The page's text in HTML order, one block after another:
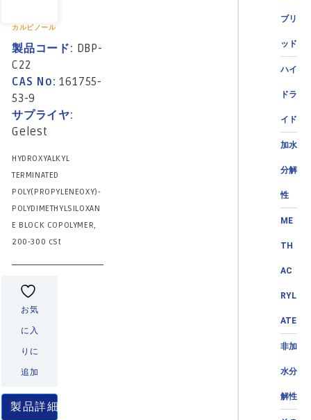
ブリ
ッド
ハイ
ドラ
イド
加水
分解
性
ME
TH
AC
RYL
ATE
非加
水分
解性
カルビノール
製品コード: DBP-
C22
CAS No:161755-
53-9
サプライヤ:
Gelest
HYDROXYALKYL
TERMINATED
POLY(PROPYLENEOXY)-
POLYDIMETHYLSILOXAN
E BLOCK COPOLYMER,
200-300 cSt
お気
に入
りに
追加
製品詳細